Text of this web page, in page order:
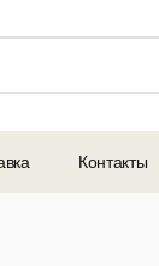
Контакты